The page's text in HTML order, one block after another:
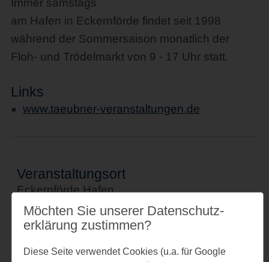
am Hafen in Eckernförde findet seit 1998
während der Sommersaison monatlich der
Floh- und Trödelmarkt von 9 - 17 Uhr statt.
Links
www.taeubner-veranstaltungen.de
Veranstaltungsort
Eckernförde Hafen
Hafen
24340 Eckernförde
Möchten Sie unserer Datenschutz­
erklärung zustimmen?
Diese Seite verwendet Cookies (u.a. für Google